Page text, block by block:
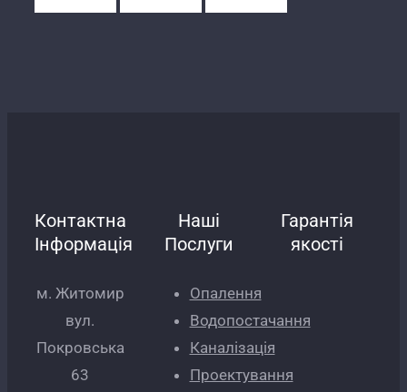
Контактна
Інформація
м. Житомир
вул.
Покровська
63
Наші
Послуги
Опалення
Водопостачання
Каналізація
Проектування
Гарантія
якості